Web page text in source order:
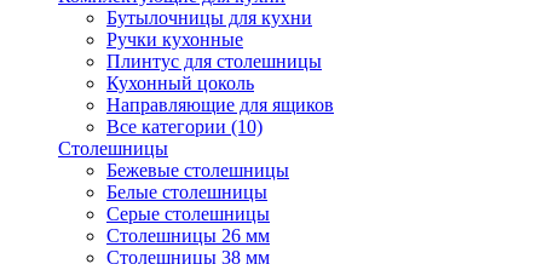
Бутылочницы для кухни
Ручки кухонные
Плинтус для столешницы
Кухонный цоколь
Направляющие для ящиков
Все категории (10)
Столешницы
Бежевые столешницы
Белые столешницы
Серые столешницы
Столешницы 26 мм
Столешницы 38 мм